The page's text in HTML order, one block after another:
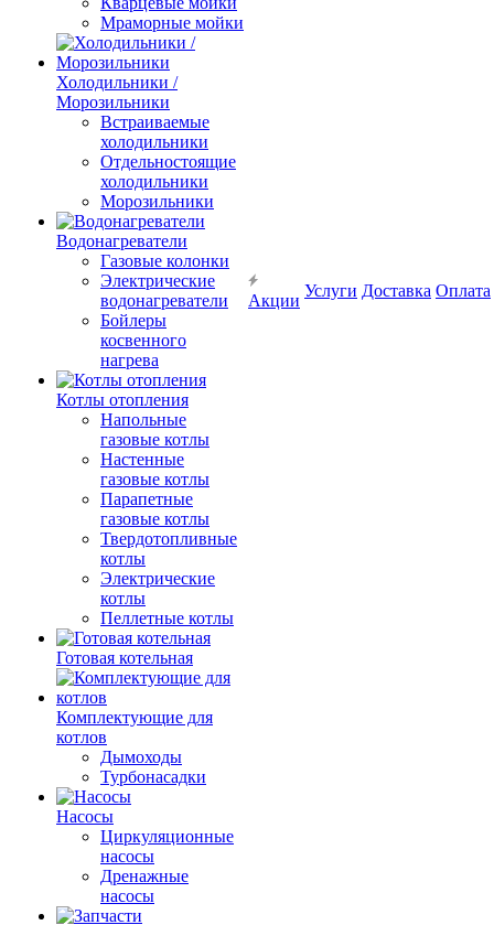
Мраморные мойки
Холодильники /
Морозильники
Встраиваемые
холодильники
Отдельностоящие
холодильники
Морозильники
Водонагреватели
Газовые колонки
Электрические
водонагреватели
Бойлеры
косвенного
нагрева
Котлы отопления
Напольные
газовые котлы
Настенные
газовые котлы
Парапетные
газовые котлы
Твердотопливные
котлы
Электрические
котлы
Пеллетные котлы
Готовая котельная
Комплектующие для
котлов
Дымоходы
Турбонасадки
Насосы
Циркуляционные
насосы
Дренажные
насосы
Акции
Услуги Доставка Оплата